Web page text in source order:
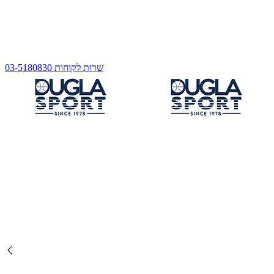
שרות לקוחות 03-5180830